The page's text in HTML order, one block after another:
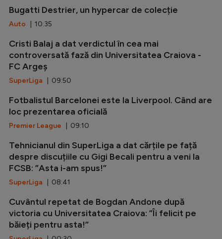
Bugatti Destrier, un hypercar de colecție
Auto | 10:35
Cristi Balaj a dat verdictul în cea mai
controversată fază din Universitatea Craiova -
FC Argeș
SuperLiga | 09:50
Fotbalistul Barcelonei este la Liverpool. Când are
loc prezentarea oficială
Premier League | 09:10
Tehnicianul din SuperLiga a dat cărțile pe față
despre discuțiile cu Gigi Becali pentru a veni la
FCSB: ”Asta i-am spus!”
SuperLiga | 08:41
Cuvântul repetat de Bogdan Andone după
victoria cu Universitatea Craiova: ”Îi felicit pe
băieți pentru asta!”